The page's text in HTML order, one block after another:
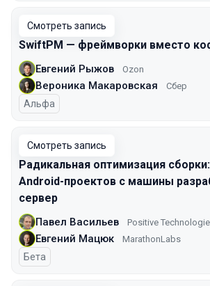
Смотреть запись
SwiftPM — фреймворки вместо
Евгений Рыжов Ozon
Вероника Макаровская Сбер
Альфа
Смотреть запись
Радикальная оптимизация
Android-проектов с машины
сервер
Павел Васильев Positive
Евгений Мацюк MarathonLabs
Бета